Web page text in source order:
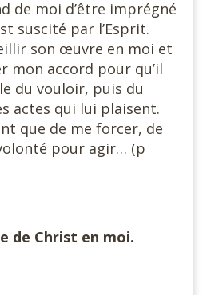
de moi d’être imprégné
suscité par l’Esprit.
son œuvre en moi et
mon accord pour qu’il
du vouloir, puis du
actes qui lui plaisent.
que de me forcer, de
pour agir… (p
de Christ en moi.